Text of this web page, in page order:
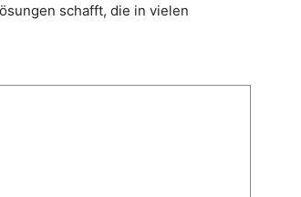
schafft, die in vielen